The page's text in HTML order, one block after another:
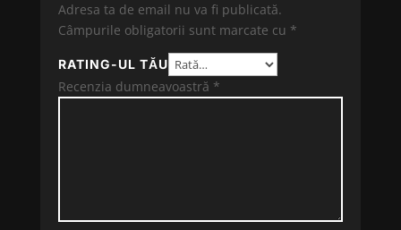
Adresa ta de email nu va fi publicată.
Câmpurile obligatorii sunt marcate cu *
RATING-UL TĂU
Recenzia dumneavoastră *